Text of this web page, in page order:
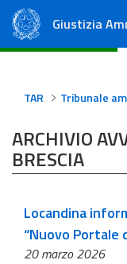
Giustizia
TAR
ARCHIVIO
BRESCIA
Locandina
“Nuovo Portale
20 marzo 2026